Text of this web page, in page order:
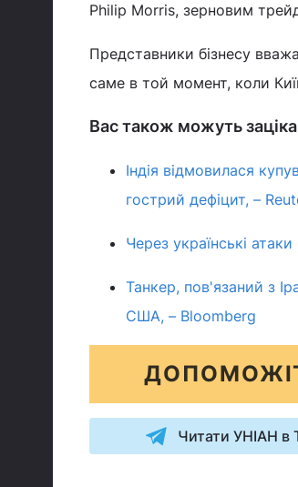
Philip Morris, зерновим
Представники бізнесу
саме в той момент, коли
Вас також можуть
Індія відмовилася
гострий дефіцит, –
Через українські
Танкер, пов'язаний з
США, – Bloomberg
Читати УНІАН в